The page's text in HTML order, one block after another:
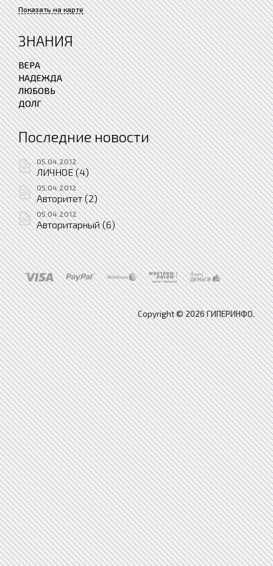
Показать на карте
ЗНАНИЯ
ВЕРА
НАДЕЖДА
ЛЮБОВЬ
ДОЛГ
Последние новости
05.04.2012
ЛИЧНОЕ (4)
05.04.2012
Авторитет (2)
05.04.2012
Авторитарный (6)
Copyright © 2026 ГИПЕРИНФО.